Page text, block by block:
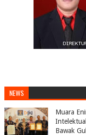
NEWS
Muara
Bawak